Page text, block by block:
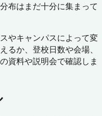
布はまだ十分に集まって
やキャンパスによって変
るか、登校日数や会場、
資料や説明会で確認しま